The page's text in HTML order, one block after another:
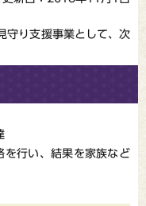
守り支援事業として、次
を行い、結果を家族など